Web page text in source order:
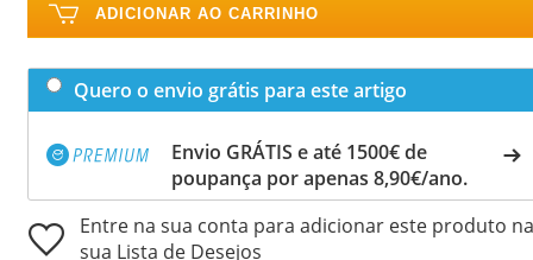
ADICIONAR AO CARRINHO
Quero o envio grátis para este artigo
Envio GRÁTIS e até 1500€ de
poupança por apenas 8,90€/ano.
Entre na sua conta para adicionar este produto na
sua Lista de Desejos